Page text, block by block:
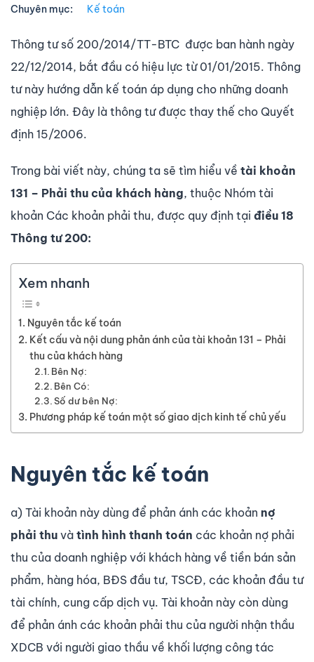
Chuyên mục: Kế toán
Thông tư số 200/2014/TT-BTC được ban hành ngày
22/12/2014, bắt đầu có hiệu lực từ 01/01/2015. Thông
tư này hướng dẫn kế toán áp dụng cho những doanh
nghiệp lớn. Đây là thông tư được thay thế cho Quyết
định 15/2006.
Trong bài viết này, chúng ta sẽ tìm hiểu về tài khoản
131 – Phải thu của khách hàng, thuộc Nhóm tài
khoản Các khoản phải thu, được quy định tại điều 18
Thông tư 200:
Xem nhanh
Nguyên tắc kế toán
Kết cấu và nội dung phản ánh của tài khoản 131 – Phải
thu của khách hàng
Bên Nợ:
Bên Có:
Số dư bên Nợ:
Phương pháp kế toán một số giao dịch kinh tế chủ yếu
Nguyên tắc kế toán
a) Tài khoản này dùng để phản ánh các khoản nợ
phải thu và tình hình thanh toán các khoản nợ phải
thu của doanh nghiệp với khách hàng về tiền bán sản
phẩm, hàng hóa, BĐS đầu tư, TSCĐ, các khoản đầu tư
tài chính, cung cấp dịch vụ. Tài khoản này còn dùng
để phản ánh các khoản phải thu của người nhận thầu
XDCB với người giao thầu về khối lượng công tác